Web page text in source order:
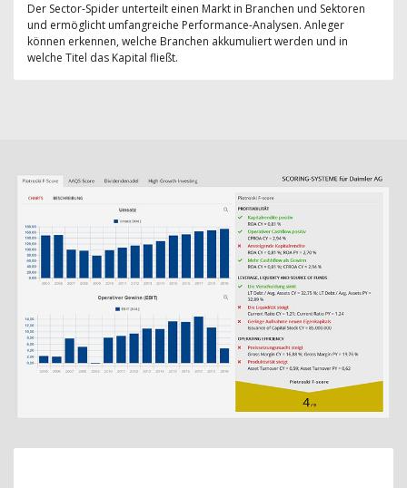
Der Sector-Spider unterteilt einen Markt in Branchen und Sektoren
und ermöglicht umfangreiche Performance-Analysen. Anleger
können erkennen, welche Branchen akkumuliert werden und in
welche Titel das Kapital fließt.